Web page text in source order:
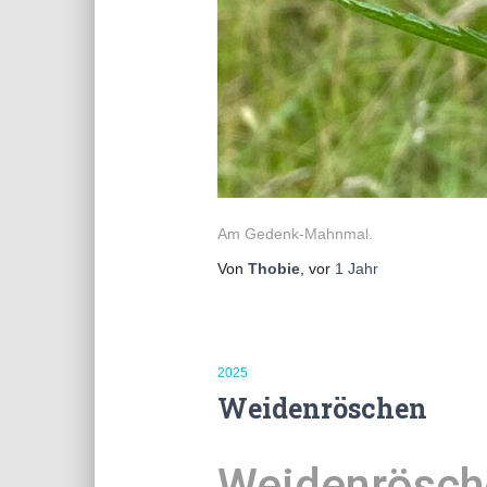
Am Gedenk-Mahnmal.
Von Thobie, vor 1 Jahr
2025
Weidenröschen